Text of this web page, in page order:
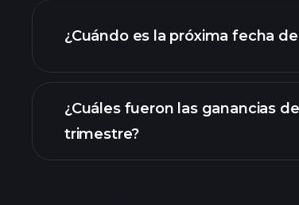
¿Cuándo es la próxima fecha
Calendario de
¿Cuáles fueron las ganancias
trimestre?